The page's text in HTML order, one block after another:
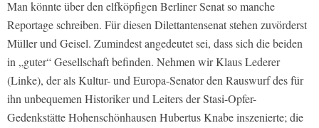
Man könnte über den elfköpfigen Berliner Senat so manche
Reportage schreiben. Für diesen Dilettantensenat stehen zuvörderst
Müller und Geisel. Zumindest angedeutet sei, dass sich die beiden
in „guter“ Gesellschaft befinden. Nehmen wir Klaus Lederer
(Linke), der als Kultur- und Europa-Senator den Rauswurf des für
ihn unbequemen Historiker und Leiters der Stasi-Opfer-
Gedenkstätte Hohenschönhausen Hubertus Knabe inszenierte; die